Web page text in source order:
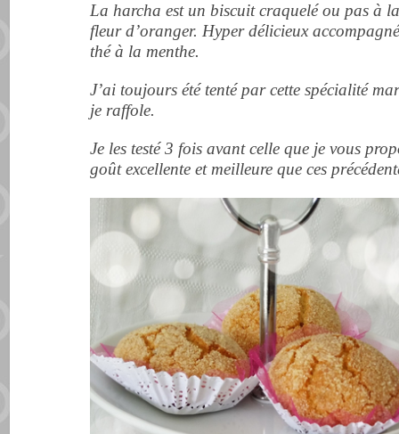
La harcha est un biscuit craquelé ou pas à
fleur d’oranger. Hyperdélicieux
thé à la menthe.
J’ai toujours été tenté par cette spécialité
je raffole.
Je les testé 3 fois avant celle que je vous
goût excellente et meilleure que ces